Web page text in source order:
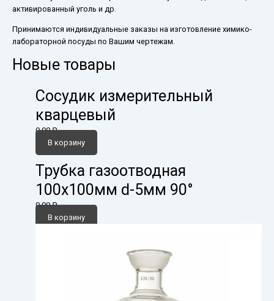
активированный уголь и др.
Принимаются индивидуальные заказы на изготовление химико-
лабораторной посуды по Вашим чертежам.
Новые товары
Сосудик измерительный
кварцевый
0,00₽
В корзину
Трубка газоотводная
100х100мм d-5мм 90°
0,00₽
В корзину